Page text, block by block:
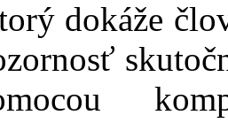
dokáže